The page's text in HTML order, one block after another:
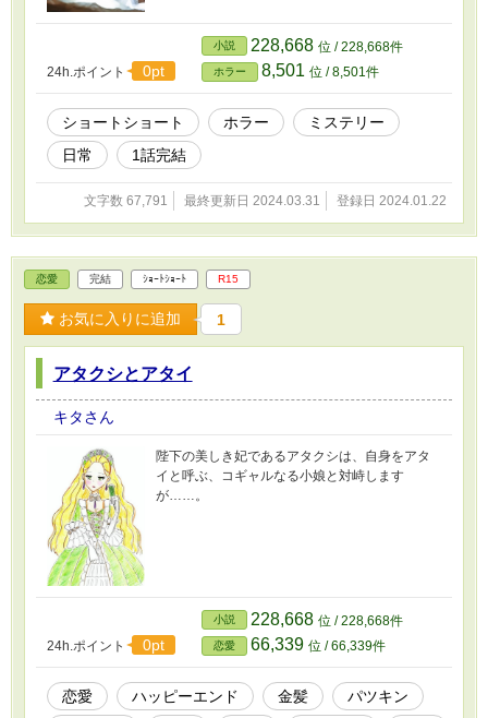
24h.ポイント 0pt
小説 228,668 位 / 228,668件
ホラー 8,501 位 / 8,501件
ショートショート ホラー
ミステリー
日常
1話完結
文字数 67,791 最終更新日 2024.03.31 登録日 2024.01.22
恋愛 完結 ｼｮｰﾄｼｮｰﾄ R15
お気に入りに追加 1
アタクシとアタイ
キタさん
陛下の美しき妃であるアタクシは、自身をアタ
イと呼ぶ、コギャルなる小娘と対峙します
が……。
24h.ポイント 0pt
小説 228,668 位 / 228,668件
恋愛 66,339 位 / 66,339件
恋愛 ハッピーエンド 金髪
パツキン